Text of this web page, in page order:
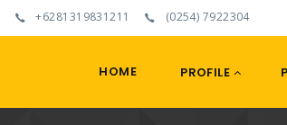
+6281319831211 (0254) 7922304
HOME PROFILE